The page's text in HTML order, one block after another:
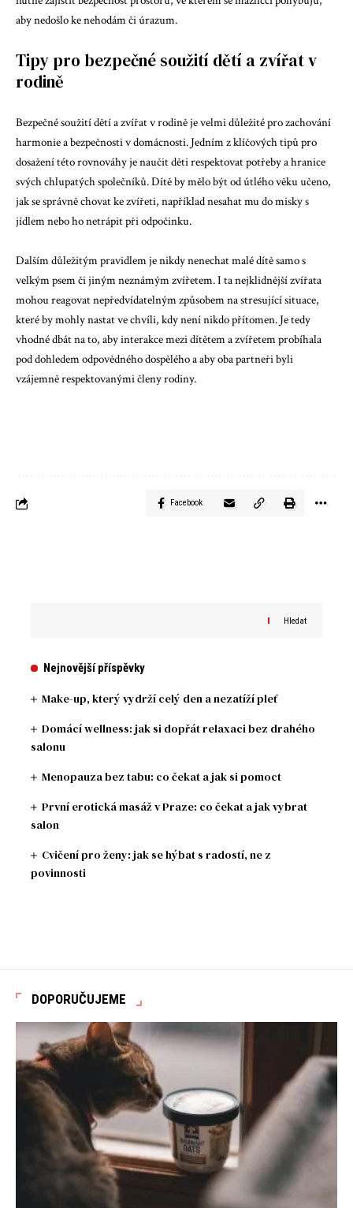
aby nedošlo ke nehodám či úrazum.
Tipy pro bezpečné soužití dětí a zvířat v
rodině
Bezpečné soužití dětí a zvířat v rodině je velmi důležité pro zachování
harmonie a bezpečnosti v domácnosti. Jedním z klíčových tipů pro
dosažení této rovnováhy je naučit děti respektovat potřeby a hranice
svých chlupatých společníků. Dítě by mělo být od útlého věku učeno,
jak se správně chovat ke zvířeti, například nesahat mu do misky s
jídlem nebo ho netrápit při odpočinku.
Dalším důležitým pravidlem je nikdy nenechat malé dítě samo s
velkým psem či jiným neznámým zvířetem. I ta nejklidnější zvířata
mohou reagovat nepředvídatelným způsobem na stresující situace,
které by mohly nastat ve chvíli, kdy není nikdo přítomen. Je tedy
vhodné dbát na to, aby interakce mezi dítětem a zvířetem probíhala
pod dohledem odpovědného dospělého a aby oba partneři byli
vzájemně respektovanými členy rodiny.
Facebook
Hledat
Nejnovější příspěvky
Make-up, který vydrží celý den a nezatíží pleť
Domácí wellness: jak si dopřát relaxaci bez drahého
salonu
Menopauza bez tabu: co čekat a jak si pomoct
První erotická masáž v Praze: co čekat a jak vybrat
salon
Cvičení pro ženy: jak se hýbat s radostí, ne z
povinnosti
DOPORUČUJEME